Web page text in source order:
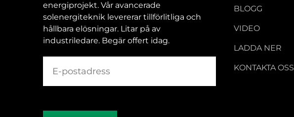
energiprojekt. Vår avancerade
solenergiteknik levererar tillförlitliga och
hållbara elösningar. Litar på av
industriledare. Begär offert idag.
BLOGG
VIDEO
LADDA NER
KONTAKTA OSS